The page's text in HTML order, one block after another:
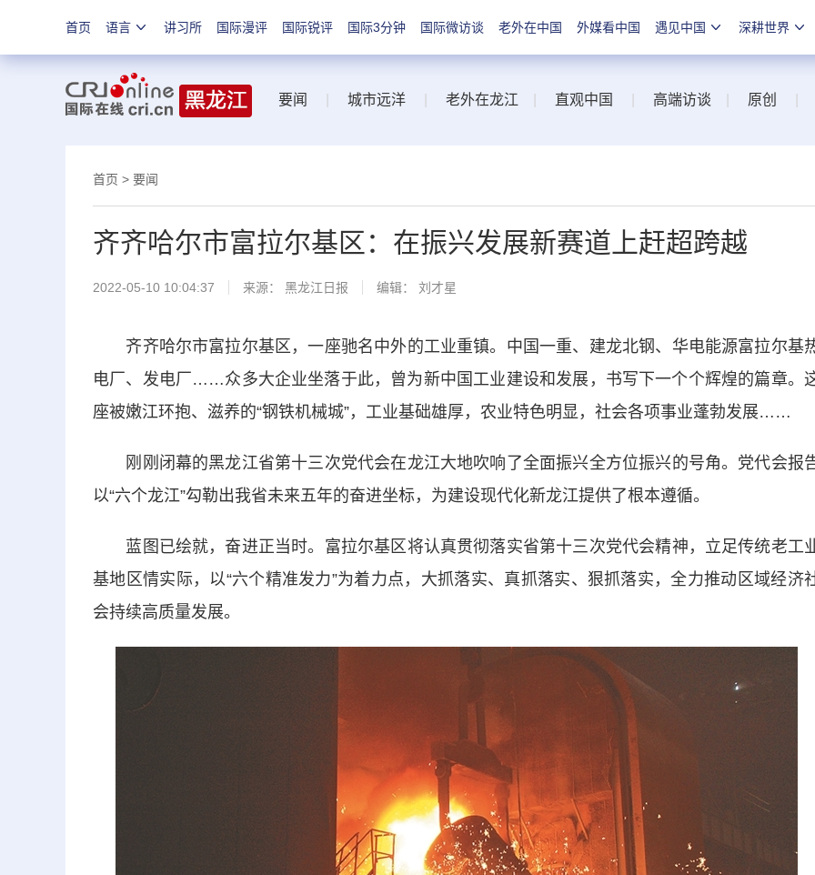
首页 语言 讲习所 国际漫评 国际锐评 国际3分钟 国际微访谈 老外在中国 外媒看中国 遇见中国 深耕世界
要闻 城市远洋 老外在龙江 直观中国 高端访谈 原创
首页 > 要闻
齐齐哈尔市富拉尔基区：在振兴发展新赛道上赶超跨越
2022-05-10 10:04:37 来源： 黑龙江日报 编辑： 刘才星
齐齐哈尔市富拉尔基区，一座驰名中外的工业重镇。中国一重、建龙北钢、华电能源富拉尔基
电厂、发电厂……众多大企业坐落于此，曾为新中国工业建设和发展，书写下一个个辉煌的篇章。
座被嫩江环抱、滋养的“钢铁机械城”，工业基础雄厚，农业特色明显，社会各项事业蓬勃发展……
刚刚闭幕的黑龙江省第十三次党代会在龙江大地吹响了全面振兴全方位振兴的号角。党代会报
以“六个龙江”勾勒出我省未来五年的奋进坐标，为建设现代化新龙江提供了根本遵循。
蓝图已绘就，奋进正当时。富拉尔基区将认真贯彻落实省第十三次党代会精神，立足传统老工
基地区情实际，以“六个精准发力”为着力点，大抓落实、真抓落实、狠抓落实，全力推动区域经济
会持续高质量发展。